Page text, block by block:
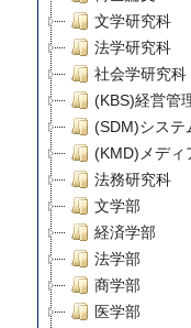
文学研究科
法学研究科
社会学研究科
(KBS)経営管
(SDM)システ
(KMD)メディ
法務研究科
文学部
経済学部
法学部
商学部
医学部